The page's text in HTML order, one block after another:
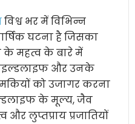
विश्व भर में विभिन्न
घटना है जिसका
के महत्व के बारे में
और उनके
को उजागर करना
के मूल्य, जैव
लुप्तप्राय प्रजातियों